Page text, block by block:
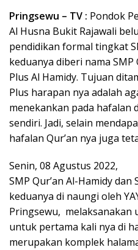
Pringsewu – TV : Pondok
Al Husna Bukit Rajawali
pendidikan formal tingkat
keduanya diberi nama SMP
Plus Al Hamidy. Tujuan
Plus harapan nya adalah
menekankan pada hafalan
sendiri. Jadi, selain
hafalan Qur’an nya juga
Senin, 08 Agustus 2022,
SMP Qur’an Al-Hamidy dan
keduanya di naungi oleh
Pringsewu, melaksanakan
untuk pertama kali nya di
merupakan komplek